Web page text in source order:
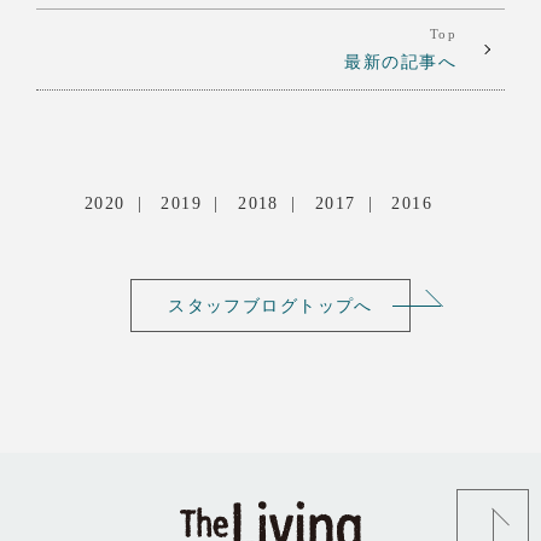
Top
最新の記事へ
2020 2019 2018 2017 2016
スタッフブログトップへ